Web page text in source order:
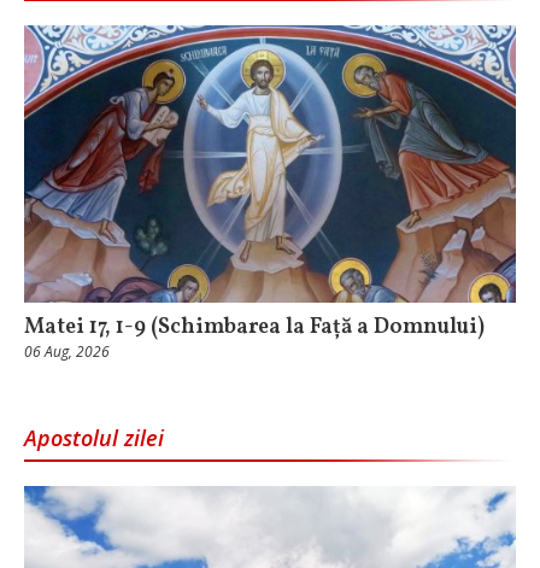
Matei 17, 1-9 (Schimbarea la Față a Domnului)
06 Aug, 2026
Apostolul zilei